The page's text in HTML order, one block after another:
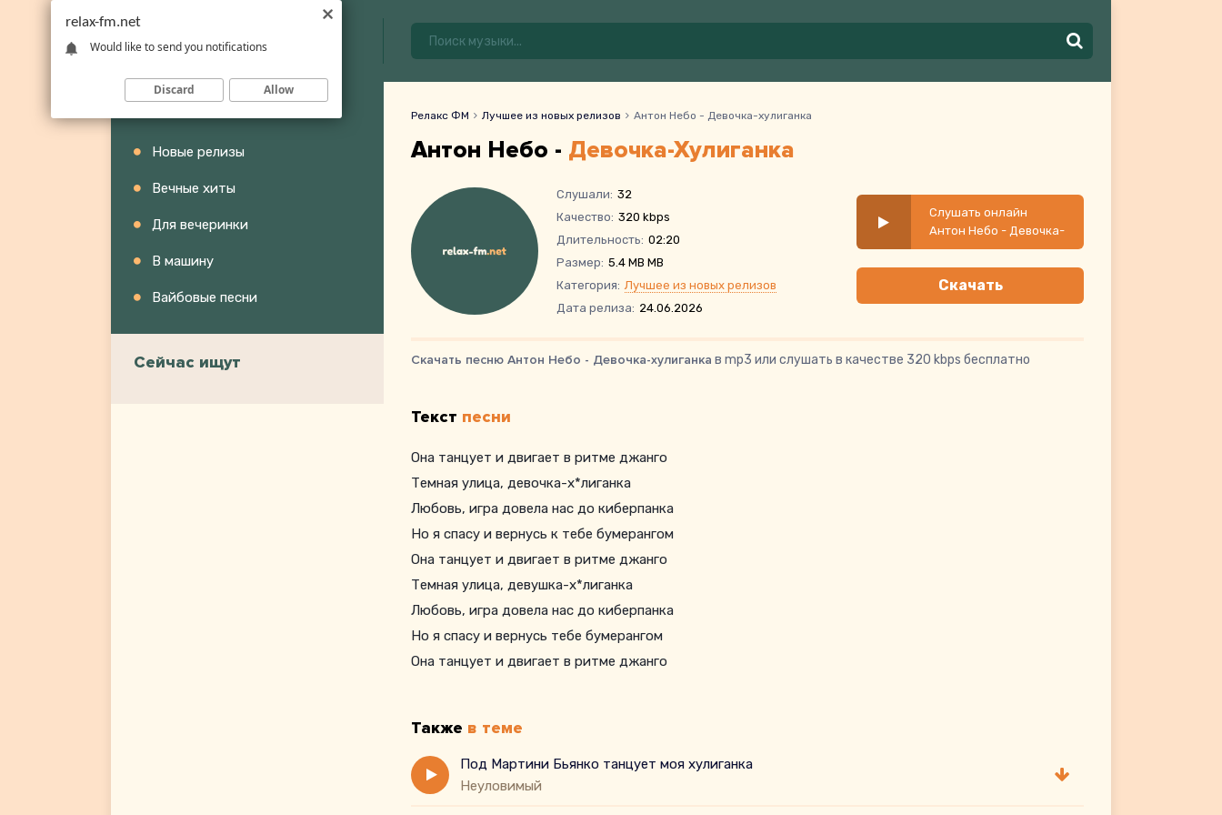
Новые релизы
Вечные хиты
Для вечеринки
В машину
Вайбовые песни
Сейчас ищут
Релакс ФМ Лучшее из новых релизов Антон Небо - Девочка-хулиганка
Антон Небо - Девочка-Хулиганка
Слушали: 32
Качество: 320 kbps
Длительность: 02:20
Размер: 5.4 MB MB
Категория: Лучшее из новых релизов
Дата релиза: 24.06.2026
Слушать онлайн
Антон Небо - Девочка-
хулиганка
Скачать
Скачать песню Антон Небо - Девочка-хулиганка в mp3 или слушать в качестве 320 kbps бесплатно
Текст песни
Она танцует и двигает в ритме джанго
Темная улица, девочка-х*лиганка
Любовь, игра довела нас до киберпанка
Но я спасу и вернусь к тебе бумерангом
Она танцует и двигает в ритме джанго
Темная улица, девушка-х*лиганка
Любовь, игра довела нас до киберпанка
Но я спасу и вернусь тебе бумерангом
Она танцует и двигает в ритме джанго
Но я спасу и вернусь тебе бумерангом
Также в теме
Под Мартини Бьянко танцует моя хулиганка
Неуловимый
relax-fm.net
Would like to send you notifications
Discard Allow